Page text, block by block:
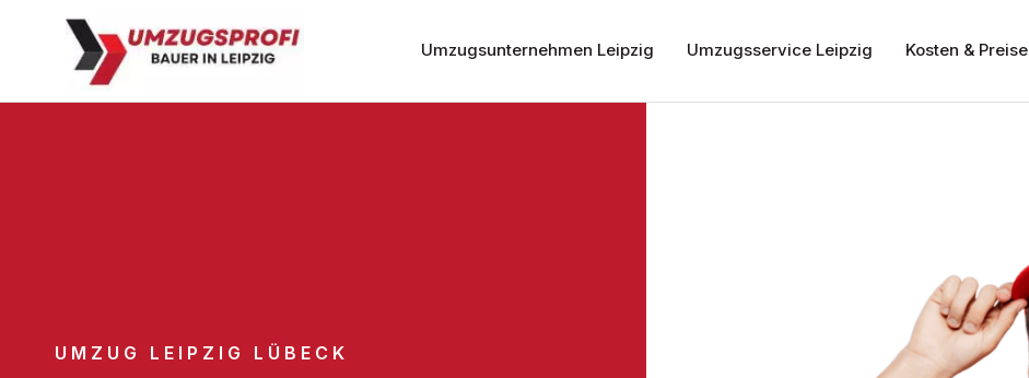
Umzugsunternehmen Leipzig Umzugsservice Leipzig Kosten & Preise
UMZUG LEIPZIG LÜBECK